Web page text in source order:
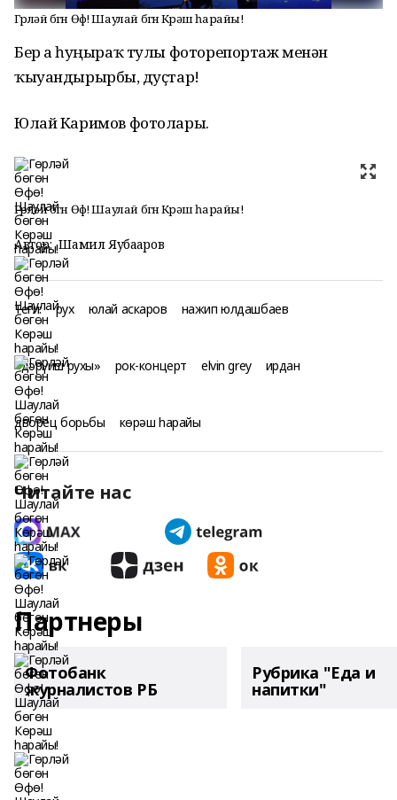
Гөрләй бөгөн Өфө! Шаулай бөгөн Көрәш һарайы!
Бер аҙ һуңыраҡ тулы фоторепортаж менән
ҡыуандырырбыҙ, дуҫтар!
Юлай Каримов фотолары.
Гөрләй бөгөн Өфө! Шаулай бөгөн Көрәш һарайы!
Автор: Шамил Яубаҫаров
Теги: рух юлай аскаров нажип юлдашбаев
«дәрүиш рухы» рок-концерт elvin grey ирдан
дворец борьбы көрәш һарайы
Читайте нас
Партнеры
Фотобанк
журналистов РБ
Рубрика "Еда и
напитки"